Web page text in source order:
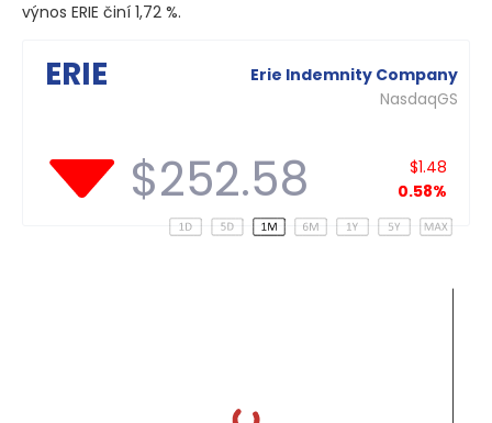
výnos ERIE činí 1,72 %.
ERIE
Erie Indemnity Company
NasdaqGS
$252.58
$1.48
0.58%